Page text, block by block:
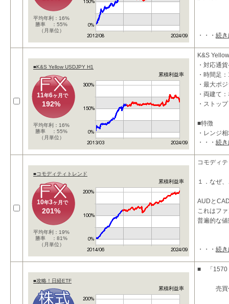
平均年利：16%
勝率 ：55%
（月単位）
・・・ 続
■K&S Yellow USDJPY H1
累積利益率
11年6ヶ月で
192%
平均年利：16%
勝率 ：55%
（月単位）
K&S
・対応通
・時間足
・最大ポ
・両建て
・ストッ
■特徴
・レンジ
・勝率を
・・・ 続
■コモディティトレンド
累積利益率
10年3ヶ月で
201%
平均年利：19%
勝率 ：81%
（月単位）
コモディ
１．なぜ
AUDと
これはフ
普遍的な
・・・ 続
■攻略！日経ETF
累積利益率
■ 「1570
売買代金